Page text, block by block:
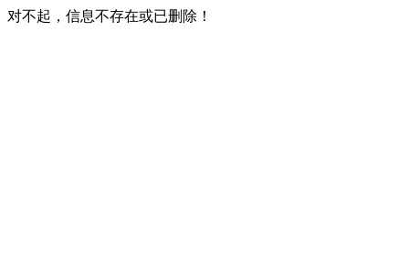
对不起，信息不存在或已删除！